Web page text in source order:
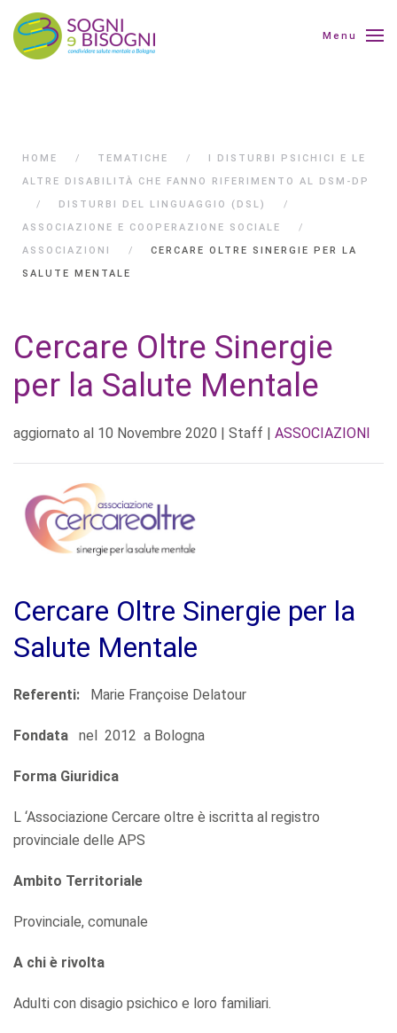
Menu
HOME TEMATICHE
I DISTURBI PSICHICI E LE
ALTRE DISABILITÀ CHE FANNO RIFERIMENTO AL DSM-DP
DISTURBI DEL LINGUAGGIO (DSL)
ASSOCIAZIONE E COOPERAZIONE SOCIALE
ASSOCIAZIONI
CERCARE OLTRE SINERGIE PER LA
SALUTE MENTALE
Cercare Oltre Sinergie
per la Salute Mentale
aggiornato al 10 Novembre 2020 | Staff | ASSOCIAZIONI
Cercare Oltre Sinergie per la
Salute Mentale
Referenti: Marie Françoise Delatour
Fondata nel 2012 a Bologna
Forma Giuridica
L ‘Associazione Cercare oltre è iscritta al registro
provinciale delle APS
Ambito Territoriale
Provinciale, comunale
A chi è rivolta
Adulti con disagio psichico e loro familiari.